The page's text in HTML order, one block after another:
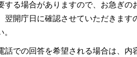
る場合がありますので、お急ぎ
開庁日に確認させていただきます
での回答を希望される場合は、内